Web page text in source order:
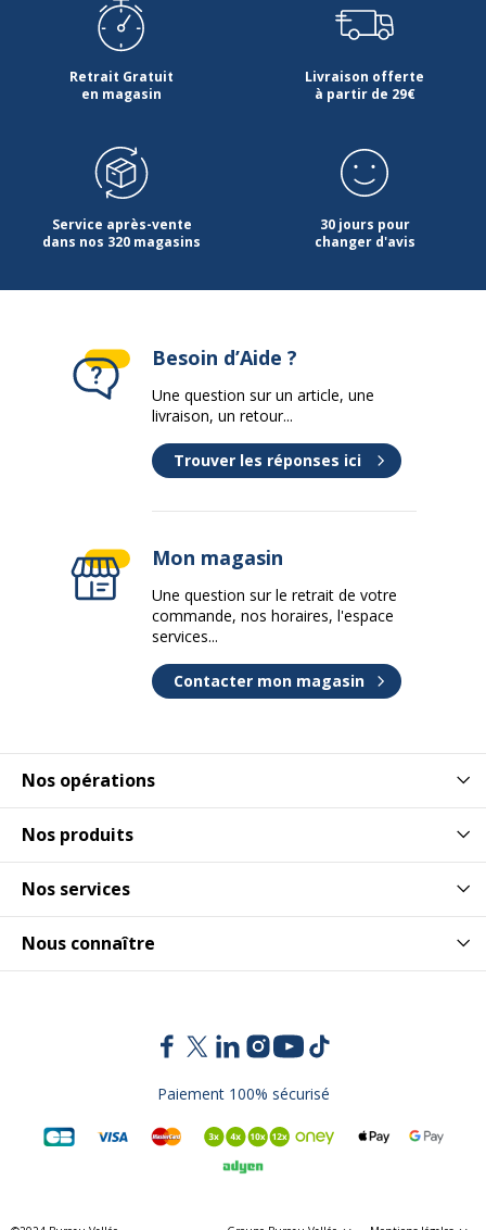
Retrait Gratuit
en magasin
Livraison offerte
à partir de 29€
Service après-vente
dans nos 320 magasins
30 jours pour
changer d'avis
Nos opérations
Nos produits
Nos services
Nous connaître
Besoin d’Aide ?
Une question sur un article, une
livraison, un retour...
Trouver les réponses ici
Mon magasin
Une question sur le retrait de votre
commande, nos horaires, l'espace
services...
Contacter mon magasin
Paiement 100% sécurisé